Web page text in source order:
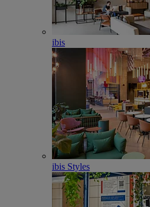
ibis
ibis Styles